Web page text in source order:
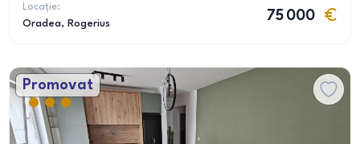
Locație:
Oradea, Rogerius
75 000
Promovat